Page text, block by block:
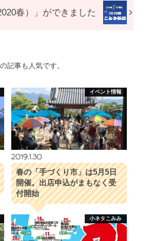
春）」ができました
記事も人気です。
イベント情報
2019.1.30
春の「手づくり市」は5月5日
開催。出店申込がまもなく受
付開始
小ネタこみみ